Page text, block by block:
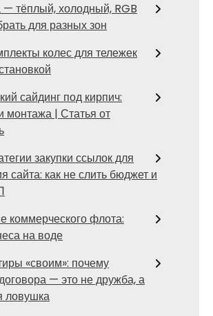
— тёплый, холодный, RGB
для разных зон
колес для тележек
сайдинг под кирпич:
монтажа | Статья от
закупки ссылок для
сайта: как не слить бюджет и
коммерческого флота:
на воде
«своим»: почему
— это не дружба, а
ловушка